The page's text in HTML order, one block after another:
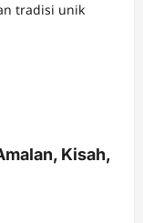
tradisi unik
Kisah,